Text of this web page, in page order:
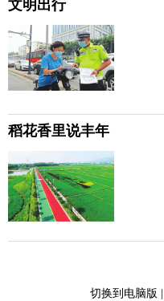
文明出行
稻花香里说丰年
切换到电脑版 |